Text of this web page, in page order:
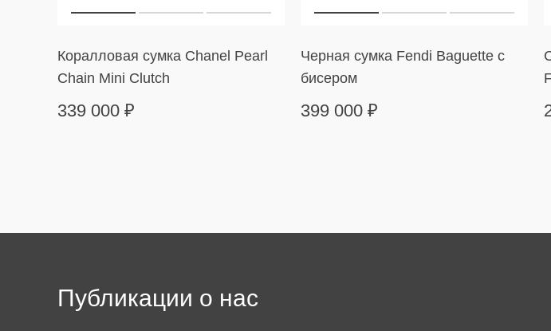
Коралловая сумка Chanel Pearl
Chain Mini Clutch
339 000 ₽
Черная сумка Fendi Baguette с
бисером
399 000 ₽
Публикации о нас